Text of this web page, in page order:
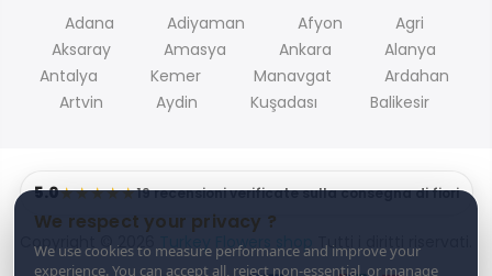
We respect your privacy ?
We use cookies to measure performance and improve your
experience. You can accept all, reject non-essential, or manage
Adana Adiyaman Afyon
Agri
Aksaray
Amasya Ankara
Alanya
Antalya
Kemer Manavgat
Ardahan
Artvin
Aydin Kuşadası Balikesir
5.0★★★★★19 recensioni verificate sulla consegna di fiori
Copyright © 2026 Turkey Flowers shop Tutti i diritti riservati.